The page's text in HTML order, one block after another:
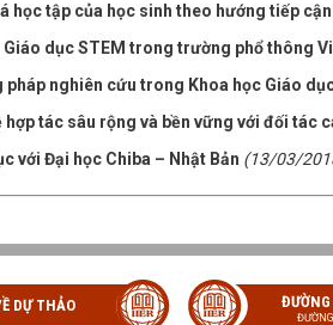
học tập của học sinh theo hướng tiếp
Giáo dục STEM trong trường phổ thông
pháp nghiên cứu trong Khoa học Giáo
hợp tác sâu rộng và bền vững với đối tác
với Đại học Chiba – Nhật Bản (13/03/
DỰ THẢO